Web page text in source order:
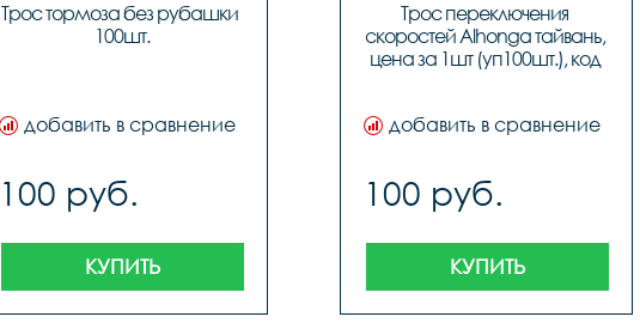
Трос тормоза без рубашки
100шт.
добавить в сравнение
100 руб.
КУПИТЬ
Трос переключения
скоростей Alhonga тайвань,
цена за 1шт (уп100шт.), код
добавить в сравнение
100 руб.
КУПИТЬ